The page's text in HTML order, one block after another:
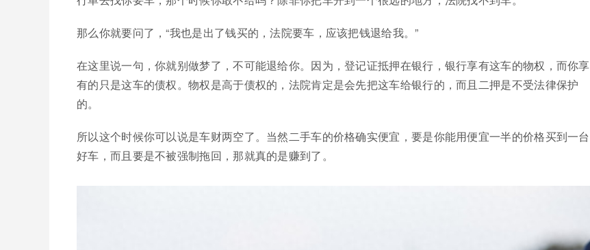
那么你就要问了，“我也是出了钱买的，法院要车，应该把钱退给我。”
在这里说一句，你就别做梦了，不可能退给你。因为，登记证抵押在银行，银行享有这车的物权，而你享
有的只是这车的债权。物权是高于债权的，法院肯定是会先把这车给银行的，而且二押是不受法律保护
的。
所以这个时候你可以说是车财两空了。当然二手车的价格确实便宜，要是你能用便宜一半的价格买到一台
好车，而且要是不被强制拖回，那就真的是赚到了。